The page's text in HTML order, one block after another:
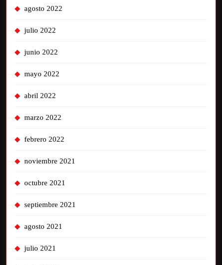
agosto 2022
julio 2022
junio 2022
mayo 2022
abril 2022
marzo 2022
febrero 2022
noviembre 2021
octubre 2021
septiembre 2021
agosto 2021
julio 2021